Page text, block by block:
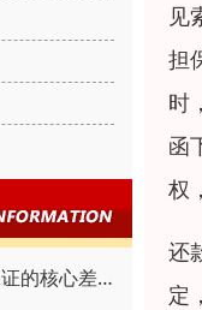
银行保函与担保机构保函、第三方保证的核心差异
见
担
时
函
权
还
定